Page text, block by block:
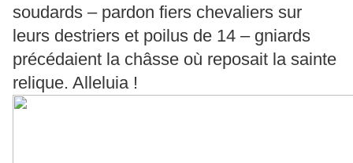
soudards – pardon fiers chevaliers sur
leurs destriers et poilus de 14 – gniards
précédaient la châsse où reposait la sainte
relique. Alleluia !